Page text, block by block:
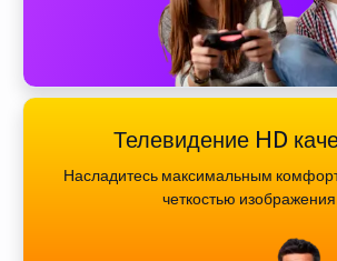
Телевидение HD
Насладитесь максимальным
четкостью изображения